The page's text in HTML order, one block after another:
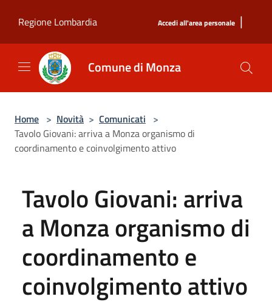
Regione Lombardia
Accedi all'area personale |
Comune di Monza
Home > Novità > Comunicati >
Tavolo Giovani: arriva a Monza organismo di
coordinamento e coinvolgimento attivo
Tavolo Giovani: arriva
a Monza organismo di
coordinamento e
coinvolgimento attivo